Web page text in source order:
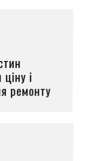
і
ремонту